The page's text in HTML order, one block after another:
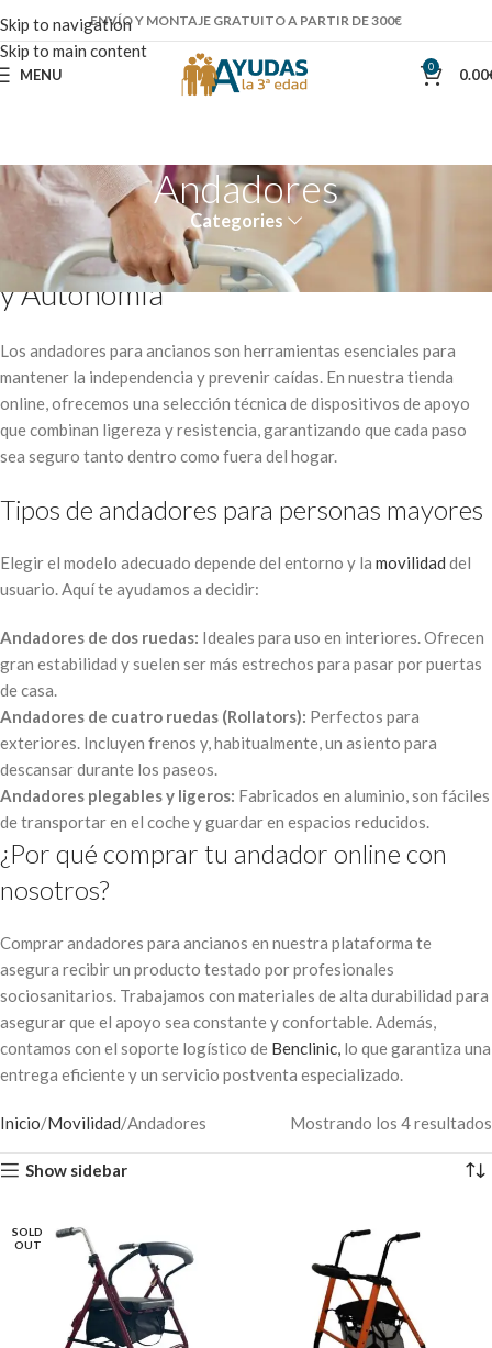
Skip to navigation
Skip to main content
ENVÍO Y MONTAJE GRATUITO A PARTIR DE 300€
MENU 0 0.00
Andadores
Categories
Andadores para Ancianos: Seguridad
y Autonomía
Los andadores para ancianos son herramientas esenciales para
mantener la independencia y prevenir caídas. En nuestra tienda
online, ofrecemos una selección técnica de dispositivos de apoyo
que combinan ligereza y resistencia, garantizando que cada paso
sea seguro tanto dentro como fuera del hogar.
Tipos de andadores para personas mayores
Elegir el modelo adecuado depende del entorno y la movilidad del
usuario. Aquí te ayudamos a decidir:
Andadores de dos ruedas: Ideales para uso en interiores. Ofrecen
gran estabilidad y suelen ser más estrechos para pasar por puertas
de casa.
Andadores de cuatro ruedas (Rollators): Perfectos para
exteriores. Incluyen frenos y, habitualmente, un asiento para
descansar durante los paseos.
Andadores plegables y ligeros: Fabricados en aluminio, son fáciles
de transportar en el coche y guardar en espacios reducidos.
¿Por qué comprar tu andador online con
nosotros?
Comprar andadores para ancianos en nuestra plataforma te
asegura recibir un producto testado por profesionales
sociosanitarios. Trabajamos con materiales de alta durabilidad para
asegurar que el apoyo sea constante y confortable. Además,
contamos con el soporte logístico de Benclinic, lo que garantiza una
entrega eficiente y un servicio postventa especializado.
Inicio Movilidad Andadores Mostrando los 4 resultados
Show sidebar
SOLD
OUT